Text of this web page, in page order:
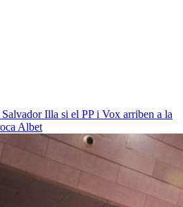
Illa si el PP i Vox arriben a la
Albet